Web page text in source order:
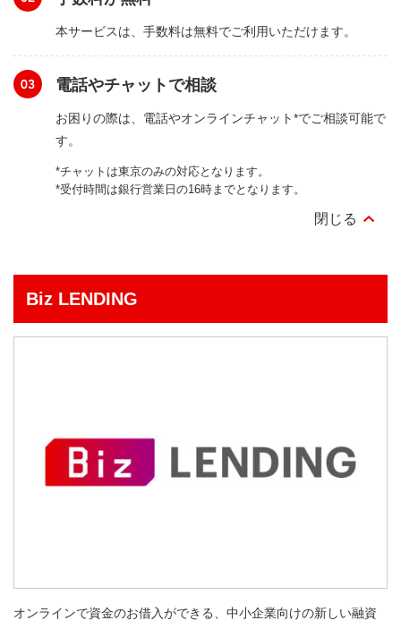
本サービスは、手数料は無料でご利用いただけます。
電話やチャットで相談
お困りの際は、電話やオンラインチャット*でご相談可能で
す。
*チャットは東京のみの対応となります。
*受付時間は銀行営業日の16時までとなります。
Biz LENDING
オンラインで資金のお借入ができる、中小企業向けの新しい融資